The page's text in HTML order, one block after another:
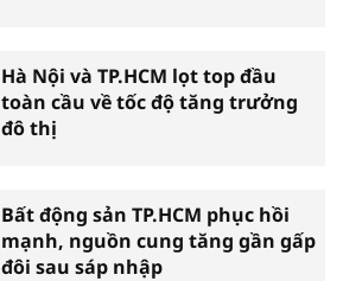
Hà Nội và TP.HCM lọt top đầu
toàn cầu về tốc độ tăng trưởng
đô thị
Bất động sản TP.HCM phục hồi
mạnh, nguồn cung tăng gần gấp
đôi sau sáp nhập